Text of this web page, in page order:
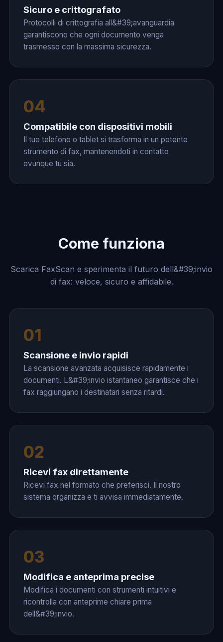
Sicuro e crittografato
Protocolli di crittografia all&#39;avanguardia
garantiscono che ogni documento venga
trasmesso con la massima sicurezza.
04
Compatibile con dispositivi mobili
Il tuo telefono o tablet si trasforma in un potente
strumento di fax, mantenendoti in contatto
ovunque tu sia.
Come funziona
Scarica FaxScan e sperimenta il futuro dell&#39;invio
di fax: veloce, sicuro e affidabile.
01
Scansione e invio rapidi
La scansione avanzata acquisisce rapidamente i
documenti. L&#39;invio istantaneo garantisce che i
fax raggiungano i destinatari senza ritardi.
02
Ricevi fax direttamente
Ricevi fax nel formato che preferisci. Il nostro
sistema organizza e ti avvisa immediatamente.
03
Modifica e anteprima precise
Modifica i documenti con strumenti intuitivi e
ricontrolla con anteprime chiare prima
dell&#39;invio.